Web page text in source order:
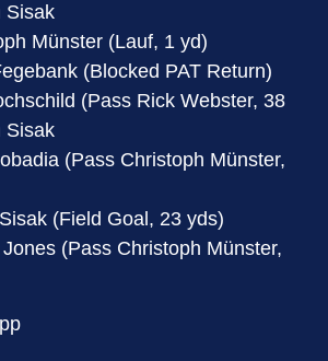
Sisak
Münster (Lauf, 1 yd)
(Blocked PAT Return)
(Pass Rick Webster, 38
Sisak
(Pass Christoph Münster,
(Field Goal, 23 yds)
(Pass Christoph Münster,